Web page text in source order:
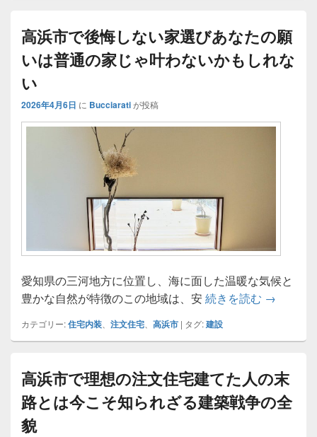
高浜市で後悔しない家選びあなたの願
いは普通の家じゃ叶わないかもしれな
い
2026年4月6日 に Bucciaratiが投稿
愛知県の三河地方に位置し、海に面した温暖な気候と
豊かな自然が特徴のこの地域は、安続きを読む 高浜市で
→
カテゴリー:住宅内装 注文住宅 高浜市 | タグ:建設
高浜市で理想の注文住宅建てた人の末
路とは今こそ知られざる建築戦争の全
貌